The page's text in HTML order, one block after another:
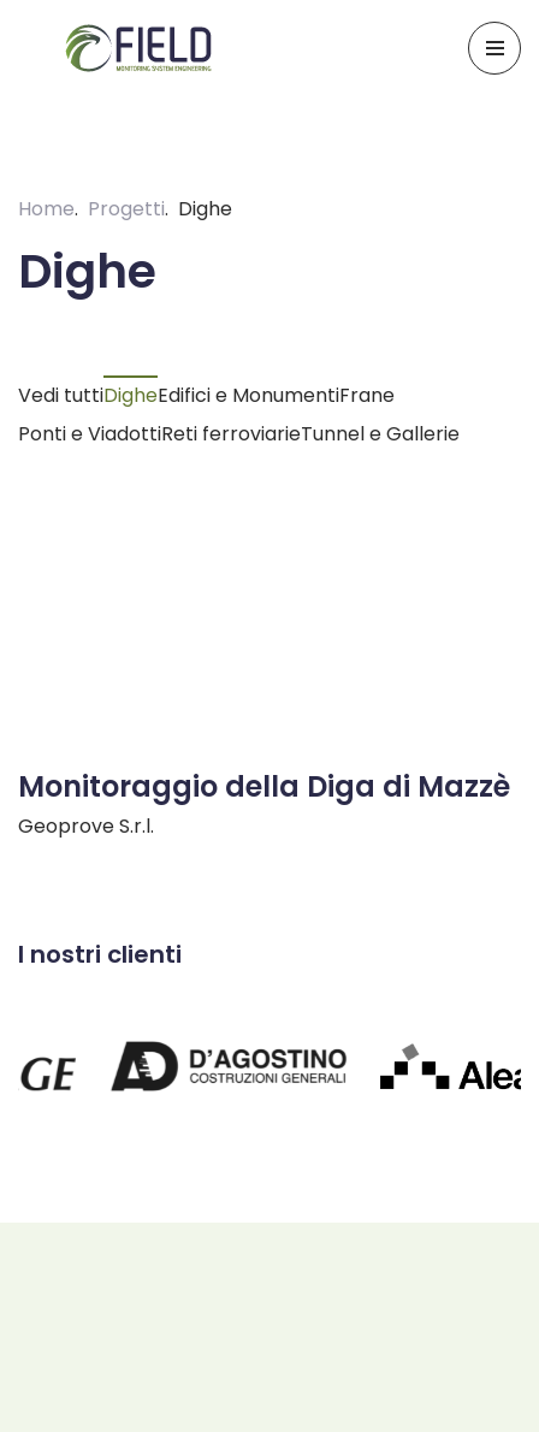
Home Progetti Dighe
Dighe
Vedi tuttiDigheEdifici e MonumentiFrane
Ponti e ViadottiReti ferroviarieTunnel e Gallerie
Monitoraggio della Diga di Mazzè
Geoprove S.r.l.
I nostri clienti